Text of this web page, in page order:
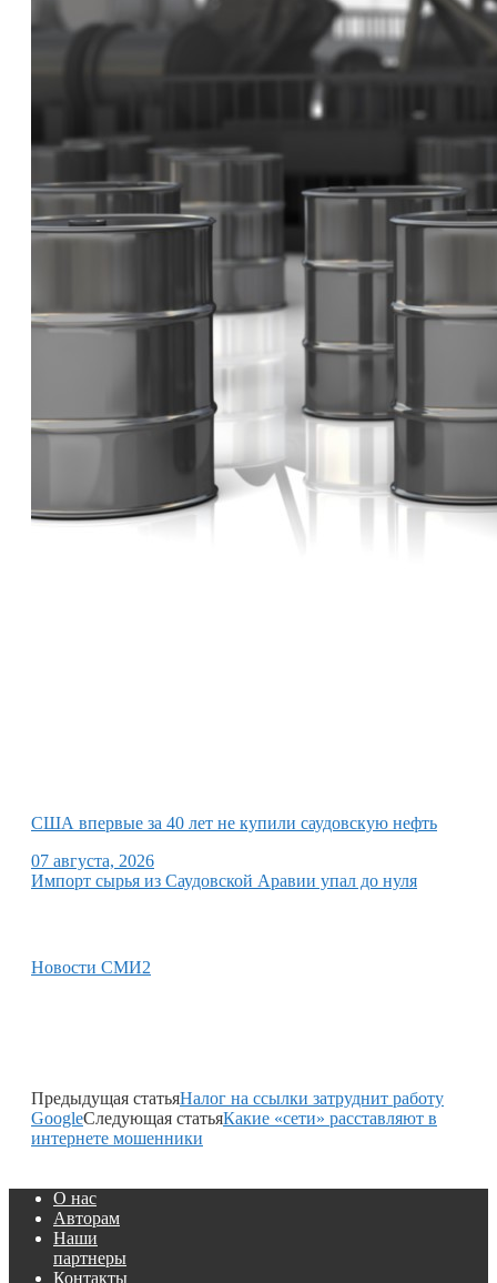
США впервые за 40 лет не купили саудовскую нефть
07 августа, 2026
Импорт сырья из Саудовской Аравии упал до нуля
Новости СМИ2
Предыдущая статьяНалог на ссылки затруднит работу
GoogleСледующая статьяКакие «сети» расставляют в
интернете мошенники
О нас
Авторам
Наши
партнеры
Контакты